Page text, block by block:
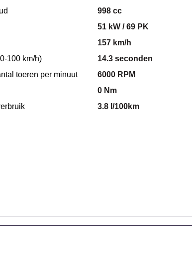
998 cc
51 kW / 69 PK
157 km/h
100 km/h)
14.3 seconden
toeren per minuut
6000 RPM
0 Nm
3.8 l/100km